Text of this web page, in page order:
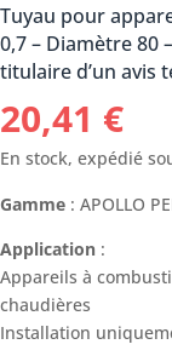
Tuyau pour
0,7 – Diamètre 80
titulaire d’un avis
20,41 €
En stock, expédié
Gamme : APOLLO
Application :
Appareils à
chaudières
Installation